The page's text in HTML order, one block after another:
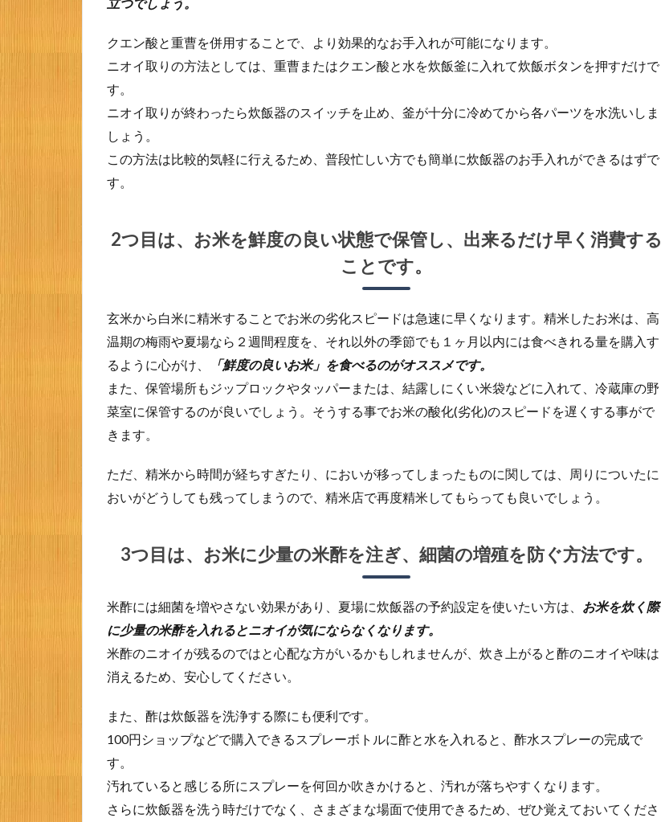
け早
く消
とで
す。
2.3
に少
量の
細菌
の増
殖を
防ぐ
方法
す。
3
と
め
クエン酸と重曹を併用することで、より効果的なお手入れが可能になります。
ニオイ取りの方法としては、重曹またはクエン酸と水を炊飯釜に入れて炊飯ボタンを押すだけで
す。
ニオイ取りが終わったら炊飯器のスイッチを止め、釜が十分に冷めてから各パーツを水洗いしま
しょう。
この方法は比較的気軽に行えるため、普段忙しい方でも簡単に炊飯器のお手入れができるはずで
す。
2つ目は、お米を鮮度の良い状態で保管し、出来るだけ早く消費する
ことです。
玄米から白米に精米することでお米の劣化スピードは急速に早くなります。精米したお米は、高
温期の梅雨や夏場なら２週間程度を、それ以外の季節でも１ヶ月以内には食べきれる量を購入す
るように心がけ、
「鮮度の良いお米」を食べるのがオススメです。
また、保管場所もジップロックやタッパーまたは、結露しにくい米袋などに入れて、冷蔵庫の野
菜室に保管するのが良いでしょう。そうする事でお米の酸化(劣化)のスピードを遅くする事がで
きます。
ただ、精米から時間が経ちすぎたり、においが移ってしまったものに関しては、周りについたに
おいがどうしても残ってしまうので、精米店で再度精米してもらっても良いでしょう。
3つ目は、お米に少量の米酢を注ぎ、細菌の増殖を防ぐ方法です。
米酢には細菌を増やさない効果があり、夏場に炊飯器の予約設定を使いたい方は、 お米を炊く際
に少量の米酢を入れるとニオイが気にならなくなります。
米酢のニオイが残るのではと心配な方がいるかもしれませんが、炊き上がると酢のニオイや味は
消えるため、安心してください。
また、酢は炊飯器を洗浄する際にも便利です。
100円ショップなどで購入できるスプレーボトルに酢と水を入れると、酢水スプレーの完成で
す。
汚れていると感じる所にスプレーを何回か吹きかけると、汚れが落ちやすくなります。
さらに炊飯器を洗う時だけでなく、さまざまな場面で使用できるため、ぜひ覚えておいてくださ